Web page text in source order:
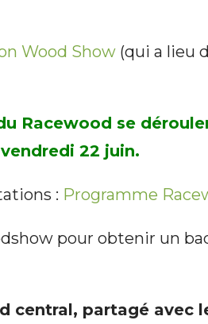
Wood Show (qui a lieu
Racewood se
22 juin.
: Programme
pour obtenir un
central, partagé avec